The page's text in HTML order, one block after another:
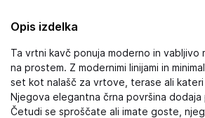
Opis izdelka
Ta vrtni kavč ponuja moderno in
na prostem. Z modernimi linijami in
set kot nalašč za vrtove, terase ali kateri
Njegova elegantna črna površina
Četudi se sproščate ali imate goste,